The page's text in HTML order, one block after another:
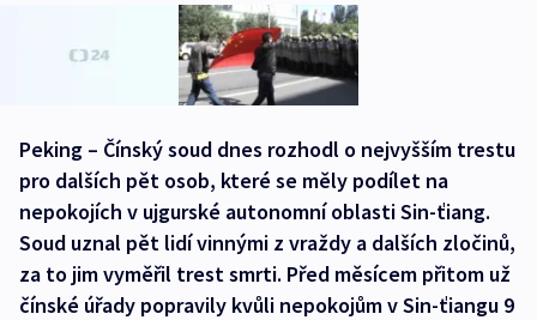
Peking – Čínský soud dnes rozhodl o nejvyšším trestu
pro dalších pět osob, které se měly podílet na
nepokojích v ujgurské autonomní oblasti Sin-ťiang.
Soud uznal pět lidí vinnými z vraždy a dalších zločinů,
za to jim vyměřil trest smrti. Před měsícem přitom už
čínské úřady popravily kvůli nepokojům v Sin-ťiangu 9